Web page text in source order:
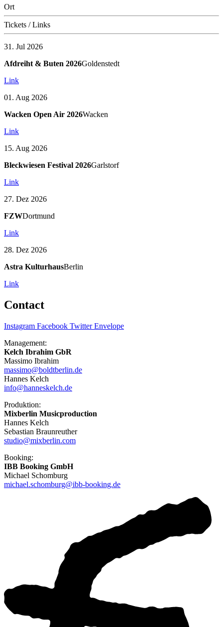
Ort
Tickets / Links
31. Jul 2026
Afdreiht & Buten 2026Goldenstedt
Link
01. Aug 2026
Wacken Open Air 2026Wacken
Link
15. Aug 2026
Bleckwiesen Festival 2026Garlstorf
Link
27. Dez 2026
FZWDortmund
Link
28. Dez 2026
Astra KulturhausBerlin
Link
Contact
Instagram Facebook Twitter Envelope
Management:
Kelch Ibrahim GbR
Massimo Ibrahim
massimo@boldtberlin.de
Hannes Kelch
info@hanneskelch.de
Produktion:
Mixberlin Musicproduction
Hannes Kelch
Sebastian Braunreuther
studio@mixberlin.com
Booking:
IBB Booking GmbH
Michael Schomburg
michael.schomburg@ibb-booking.de